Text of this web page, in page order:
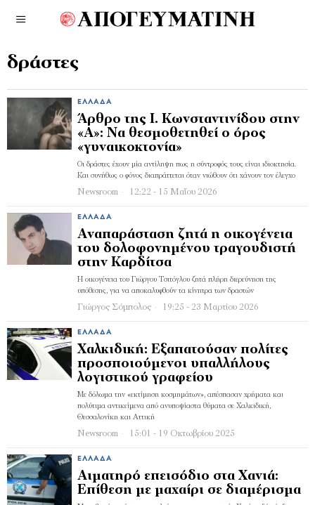
δράστες
ΕΛΛΆΔΑ
Άρθρο της Ι. Κωνσταντινίδου στην
«Α»: Να θεσμοθετηθεί ο όρος
«γυναικοκτονία»
Οι δράστες έχουν μία αντίληψη πως η σύντροφός τους είναι ιδιοκτησία.
Και συνήθως ο φόνος διαπράττεται όταν νιώθουν ότι χάνουν τον έλεγχο
Newsroom 12:22 - 15 Μαΐου 2026
ΕΛΛΆΔΑ
Αναπαράσταση ζητά η οικογένεια
του δολοφονημένου τραγουδιστή
στην Καρδίτσα
Η οικογένεια του Γιώργου Τσιτόγλου ζητά πλήρη διερεύνηση της
υπόθεσης, για να αποκαλυφθούν τα κίνητρα των δραστών
Γιώργος Σόμπολος 19:25 - 23 Μαρτίου 2026
ΕΛΛΆΔΑ
Χαλκιδική: Εξαπατούσαν πολίτες
προσποιούμενοι υπαλλήλους
λογιστικού γραφείου
Με δόλωμα την «εκτίμηση κοσμημάτων», απέσπασαν χρήματα και
πολύτιμα αντικείμενα από ανυποψίαστα θύματα σε Χαλκιδική,
Θεσσαλονίκη και Αττική
Newsroom 15:01 - 19 Οκτωβρίου 2025
ΕΛΛΆΔΑ
Αιματηρό επεισόδιο στα Χανιά:
Επίθεση με μαχαίρι σε διαμέρισμα